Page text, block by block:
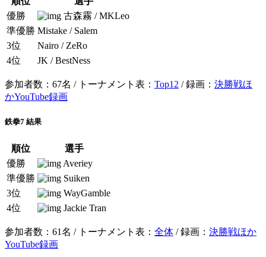
優勝
古森霧 / MKLeo
準優勝 Mistake / Salem
3位
Nairo / ZeRo
4位
JK / BestNess
参加者数：67名 / トーナメント表： Top12 / 録画： 決勝戦ほ
かYouTube録画
鉄拳7 結果
順位
選手
優勝
Averiey
準優勝
Suiken
3位
WayGamble
4位
Jackie Tran
参加者数：61名 / トーナメント表： 全体 / 録画： 決勝戦ほか
YouTube録画